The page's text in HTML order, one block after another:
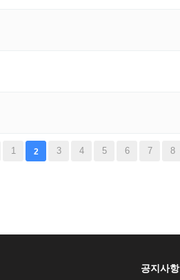
1 2 3 4 5 6 7 8
공지사항